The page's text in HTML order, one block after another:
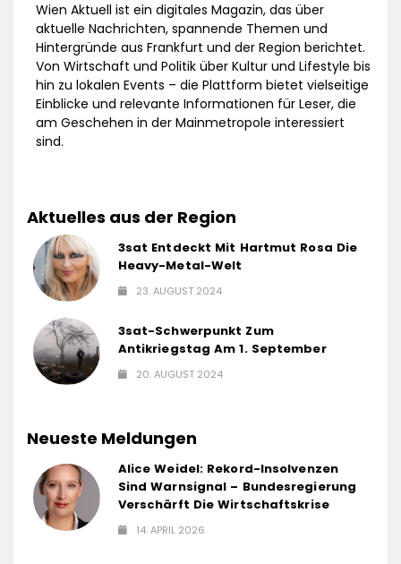
Wien Aktuell ist ein digitales Magazin, das über
aktuelle Nachrichten, spannende Themen und
Hintergründe aus Frankfurt und der Region berichtet.
Von Wirtschaft und Politik über Kultur und Lifestyle bis
hin zu lokalen Events – die Plattform bietet vielseitige
Einblicke und relevante Informationen für Leser, die
am Geschehen in der Mainmetropole interessiert
sind.
Aktuelles aus der Region
3sat Entdeckt Mit Hartmut Rosa Die
Heavy-Metal-Welt
23. AUGUST 2024
3sat-Schwerpunkt Zum
Antikriegstag Am 1. September
20. AUGUST 2024
Neueste Meldungen
Alice Weidel: Rekord-Insolvenzen
Sind Warnsignal – Bundesregierung
Verschärft Die Wirtschaftskrise
14. APRIL 2026